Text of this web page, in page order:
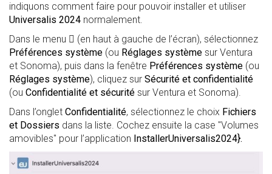
indiquons comment faire pour pouvoir installer et utiliser
Universalis 2024 normalement.
Dans le menu  (en haut à gauche de l’écran), sélectionnez
Préférences système (ou Réglages système sur Ventura
et Sonoma), puis dans la fenêtre Préférences système (ou
Réglages système), cliquez sur Sécurité et confidentialité
(ou Confidentialité et sécurité sur Ventura et Sonoma).
Dans l’onglet Confidentialité, sélectionnez le choix Fichiers
et Dossiers dans la liste. Cochez ensuite la case "Volumes
amovibles" pour l’application InstallerUniversalis2024}.